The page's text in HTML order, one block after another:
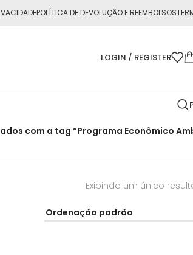
POLÍTICA DE DEVOLUÇÃO E REEMBOLSOS
LOGIN / REGISTER
com a tag “Programa Econômico
Exibindo um único